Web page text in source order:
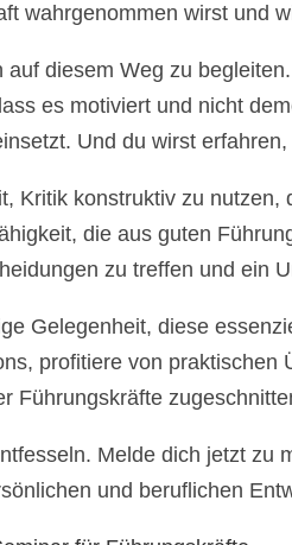
wahrgenommen wirst und
diesem Weg zu
es motiviert und nicht
Und du wirst
Kritik konstruktiv zu
die aus guten
zu treffen und ein
Gelegenheit, diese
profitiere von
Führungskräfte
Melde dich jetzt
und beruflichen